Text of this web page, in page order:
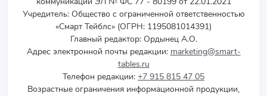
Учредитель: Общество с ограниченной ответственностью
«Смарт Тейблс» (ОГРН: 1195081014391)
Главный редактор: Ордынец А.О.
Адрес электронной почты редакции: marketing@smart-
tables.ru
Телефон редакции: +7 915 815 47 05
Возрастные ограничения информационной продукции,